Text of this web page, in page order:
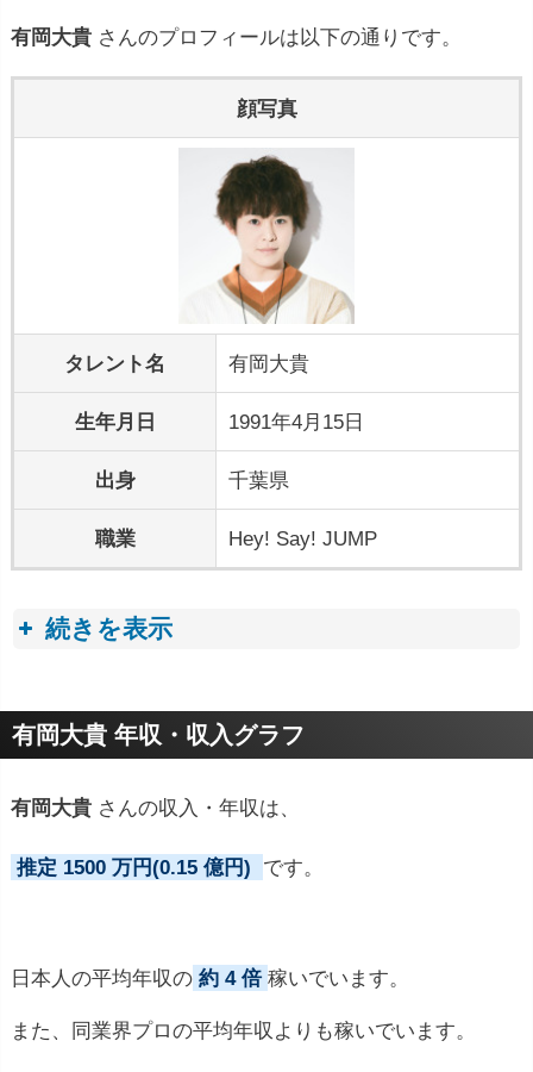
有岡大貴 さんのプロフィールは以下の通りです。
顔写真
タレント名 有岡大貴
生年月日 1991年4月15日
出身 千葉県
職業 Hey! Say! JUMP
続きを表示
プロフィールトピック
有岡大貴 年収・収入グラフ
有岡大貴 さんの収入・年収は、
推定 1500 万円(0.15 億円) です。
日本人の平均年収の 約 4 倍 稼いでいます。
また、同業界プロの平均年収よりも稼いでいます。